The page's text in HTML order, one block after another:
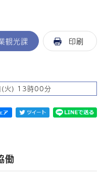
観光課 印刷
火) 13時00分
働